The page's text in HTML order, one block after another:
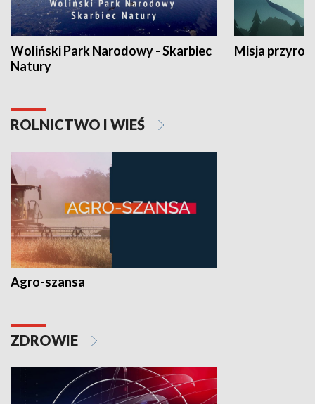
Woliński Park Narodowy - Skarbiec
Natury
Misja
ROLNICTWO I WIEŚ
Agro-szansa
ZDROWIE